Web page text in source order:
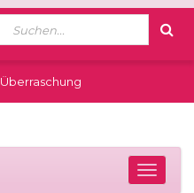
Überraschung